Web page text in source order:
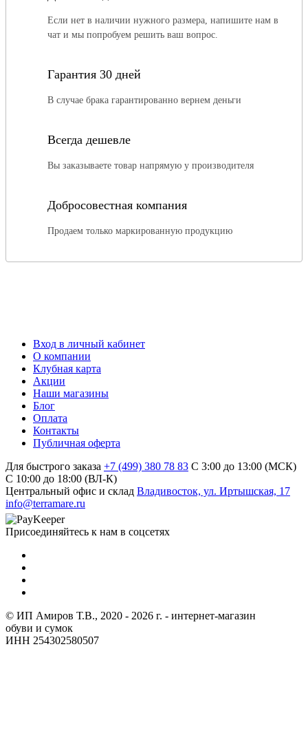
Если нет в наличии нужного размера, напишите нам в
чат и мы попробуем решить ваш вопрос.
Гарантия 30 дней
В случае брака гарантированно вернем деньги
Всегда дешевле
Вы заказываете товар напрямую у производителя
Добросовестная компания
Продаем только маркированную продукцию
Вход в личный кабинет
О компании
Клубная карта
Акции
Наши магазины
Блог
Оплата
Контакты
Публичная оферта
Для быстрого заказа +7 (499) 380 78 83 С 3:00 до 13:00 (МСК)
C 10:00 до 18:00 (ВЛ-К)
Центральный офис и склад Владивосток, ул. Иртышская, 17
info@terramare.ru
Присоединяйтесь к нам в соцсетях
© ИП Амиров Т.В., 2020 - 2026 г. - интернет-магазин
обуви и сумок
ИНН 254302580507